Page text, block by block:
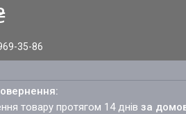
35-86
товару протягом 14 днівза